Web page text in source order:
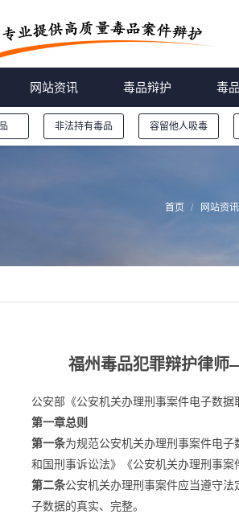
网站资讯 毒品辩护 毒
非法持有毒品 容留他人吸毒
首页 网站资讯
福州毒品犯罪辩护律师
公安部《公安机关办理刑事案件电子数据
第一章总则
第一条为规范公安机关办理刑事案件电
和国刑事诉讼法》《公安机关办理刑事案
第二条公安机关办理刑事案件应当遵守
子数据的真实、完整。